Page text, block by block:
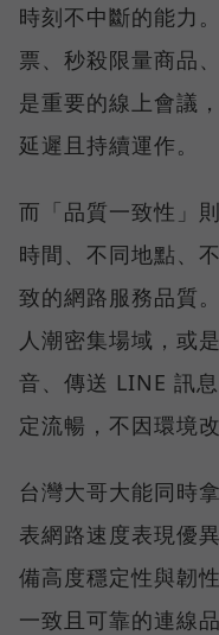
時刻不中斷的能力
票、秒殺限量商品
是重要的線上會議
延遲且持續運作。
而「品質一致性」
時間、不同地點、
致的網路服務品質
人潮密集場域，或
音、傳送 LINE 訊
定流暢，不因環境
台灣大哥大能同時
表網路速度表現優
備高度穩定性與韌
一致且可靠的連線品